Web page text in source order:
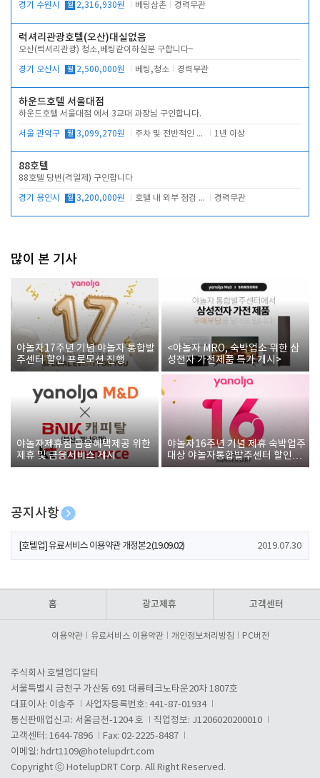
경기 수원시 월 2,316,930원 베팅삼촌 경력무관
럭셔리관광호텔(오산)대실없음
오산(럭셔리관광) 청소,베팅같이하실분 구합니다~
경기 오산시 월 2,500,000원 베팅,청소 경력무관
하운드호텔 서울대점
하운드호텔 서울대점 에서 3교대 과장님 구인합니다.
서울 관악구 월 3,099,270원 주차 및 전반적인 당번업무 1년 이상
88호텔
88호텔 당번(격일제) 구인합니다
경기 용인시 월 3,200,000원 호텔 내 외부 점검 및 프런트 운영 경력무관
많이 본 기사
야놀자17주년 기념 야놀자 통합발
주센터 할인 프로모션 진행
<야놀자 MRO, 숙박업소 위한 삼
성전자 가전제품 특가 개시>
야놀자제휴점 금융혜택제공 위한
제휴 및 금융서비스 게시
야놀자16주년 기념 제휴 숙박업주
대상 야놀자통합발주센터 할인쿠
폰 증정
공지사항
[호텔업] 유료서비스 이용약관 개정본2 (19.09.02) 2019.07.30
[호텔업] 개인정보 처리방침 개정본2 (19.09.02) 2019.07.30
[호텔업] 개인정보 처리방침 개정본1 (19.09.02) 2019.07.30
홈 광고제휴 고객센터
이용약관 유료서비스 이용약관 개인정보처리방침 PC버전
주식회사 호텔업디알티
서울특별시 금천구 가산동 691 대륭테크노타운20차 1807호
대표이사: 이송주
사업자등록번호: 441-87-01934
통신판매업신고: 서울금천-1204 호
직업정보: J1206020200010
고객센터: 1644-7896
Fax: 02-2225-8487
이메일: hdrt1109@hotelupdrt.com
Copyright ⓒ HotelupDRT Corp. All Right Reserved.